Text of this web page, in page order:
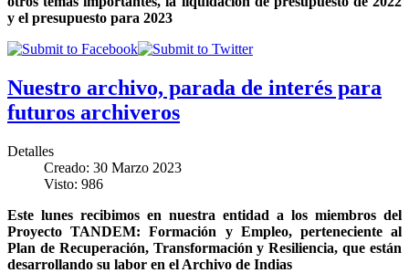
y el presupuesto para 2023
Nuestro archivo, parada de interés para
futuros archiveros
Detalles
Creado: 30 Marzo 2023
Visto: 986
Este lunes recibimos en nuestra entidad a los miembros del
Proyecto TANDEM: Formación y Empleo, perteneciente al
Plan de Recuperación, Transformación y Resiliencia, que están
desarrollando su labor en el Archivo de Indias